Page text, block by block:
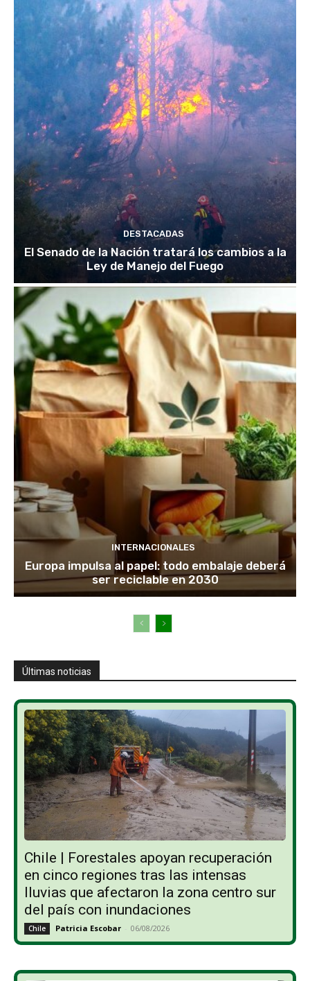
DESTACADAS
El Senado de la Nación tratará los cambios a la
Ley de Manejo del Fuego
INTERNACIONALES
Europa impulsa al papel: todo embalaje deberá
ser reciclable en 2030
Últimas noticias
Chile | Forestales apoyan recuperación
en cinco regiones tras las intensas
lluvias que afectaron la zona centro sur
del país con inundaciones
Chile Patricia Escobar - 06/08/2026